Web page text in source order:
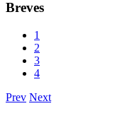
Breves
1
2
3
4
Prev Next